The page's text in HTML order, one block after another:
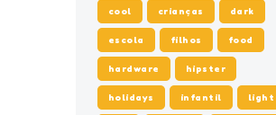
cool crianças dark
escola filhos food
hardware hipster
holidays infantil light